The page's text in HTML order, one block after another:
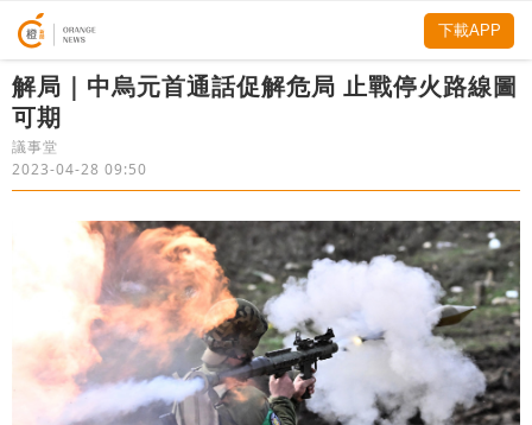
解局｜中烏元首通話促解危局 止戰停火路線圖
可期
議事堂
2023-04-28 09:50
下載APP